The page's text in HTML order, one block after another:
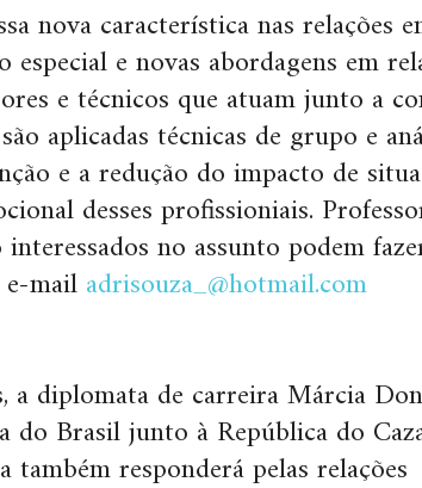
nova característica nas relações
especial e novas abordagens em
e técnicos que atuam junto a
aplicadas técnicas de grupo e
e a redução do impacto de
desses profissioniais.
no assunto podem
mailadrisouza_@hotmail.com
a diplomata de carreira Márcia
do Brasil junto à República do
responderá pelas relações